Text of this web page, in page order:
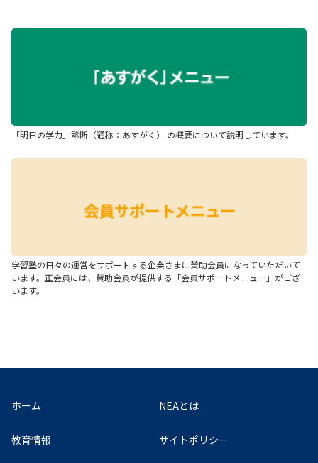
「明日の学力」診断（通称：あすがく） の概要について説明しています。
学習塾の日々の運営をサポートする企業さまに賛助会員になっていただいて
います。正会員には、賛助会員が提供する「会員サポートメニュー」がござ
います。
ホーム NEAとは
教育情報 サイトポリシー